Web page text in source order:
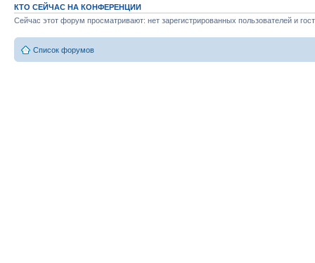
КТО СЕЙЧАС НА КОНФЕРЕНЦИИ
Сейчас этот форум просматривают: нет зарегистрированных пользователей и
Список форумов